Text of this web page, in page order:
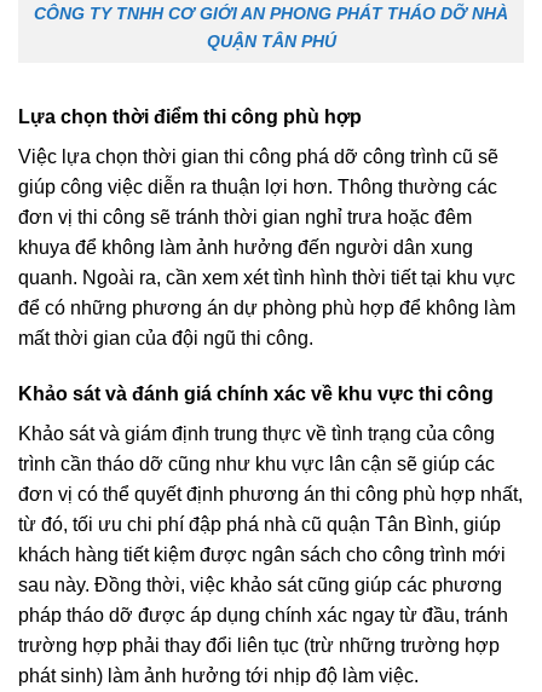
CÔNG TY TNHH CƠ GIỚI AN PHONG PHÁT THÁO DỠ NHÀ
QUẬN TÂN PHÚ
Lựa chọn thời điểm thi công phù hợp
Việc lựa chọn thời gian thi công phá dỡ công trình cũ sẽ
giúp công việc diễn ra thuận lợi hơn. Thông thường các
đơn vị thi công sẽ tránh thời gian nghỉ trưa hoặc đêm
khuya để không làm ảnh hưởng đến người dân xung
quanh. Ngoài ra, cần xem xét tình hình thời tiết tại khu vực
để có những phương án dự phòng phù hợp để không làm
mất thời gian của đội ngũ thi công.
Khảo sát và đánh giá chính xác về khu vực thi công
Khảo sát và giám định trung thực về tình trạng của công
trình cần tháo dỡ cũng như khu vực lân cận sẽ giúp các
đơn vị có thể quyết định phương án thi công phù hợp nhất,
từ đó, tối ưu chi phí đập phá nhà cũ quận Tân Bình, giúp
khách hàng tiết kiệm được ngân sách cho công trình mới
sau này. Đồng thời, việc khảo sát cũng giúp các phương
pháp tháo dỡ được áp dụng chính xác ngay từ đầu, tránh
trường hợp phải thay đổi liên tục (trừ những trường hợp
phát sinh) làm ảnh hưởng tới nhịp độ làm việc.